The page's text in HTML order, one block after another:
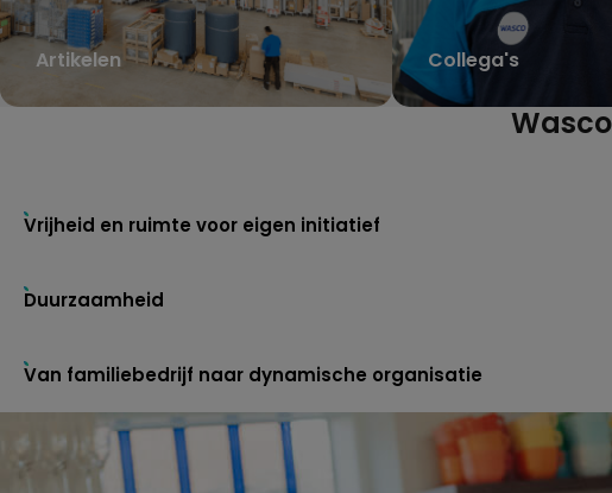
Artikelen Collega's
Vrijheid en ruimte voor eigen initiatief
Duurzaamheid
Van familiebedrijf naar dynamische organisatie